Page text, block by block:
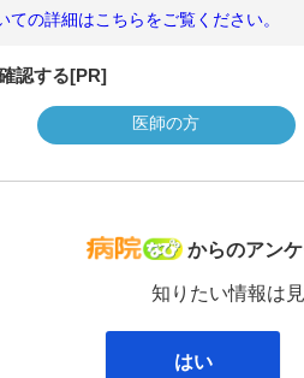
の詳細はこちらをご覧ください。
認する[PR]
医師の方
病院なび
からのアン
知りたい情報は
はい